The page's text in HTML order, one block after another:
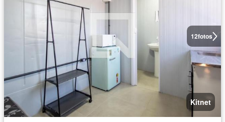
12fotos
Kitnet